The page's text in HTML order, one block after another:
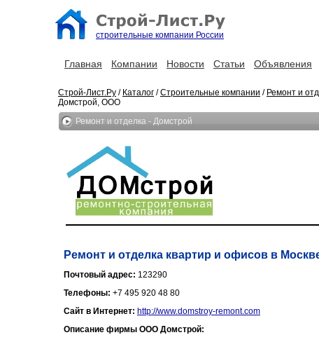
строительные компании России
Главная Компании Новости Статьи Объявления
Строй-Лист.Ру / Каталог /Строительные компании / Ремонт и
Домстрой, ООО
Ремонт и отделка - Домстрой
Ремонт и отделка квартир и офисов в
Почтовый адрес: 123290
Телефоны: +7 495 920 48 80
Сайт в Интернет: http://www.domstroy-remont.com
Описание фирмы ООО Домстрой: